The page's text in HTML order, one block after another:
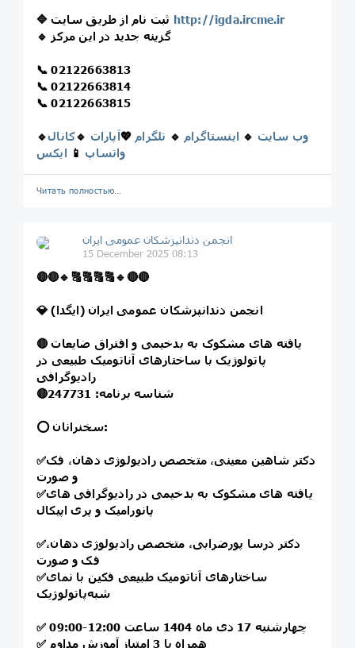
http://igda.ircme.ir
🔹 گزینه جدید در این مرکز
📞 02122663813
📞 02122663814
📞 02122663815
🔹 وب سایت 🔹 اینستاگرام 🔹 تلگرام 💖آپارات 🔹کانال
واتساپ 📱 ایکس
Читать полностью…
انجمن دندانپزشکان عمومی ایران
15 December 2025 08:13
🔴🔴🔹 🔠🔠🔠🔠🔹🔴🔴
💎 انجمن دندانپزشکان عمومی ایران (ایگدا)
🔴
پاتولوژیک با ساختارهای آناتومیک طبیعی در
رادیوگرافی
🔴
شناسه برنامه: 247731
⭕️ سخنرانان:
✅دکتر شاهین معینی، متخصص رادیولوژی دهان، فک
و صورت
✅یافته های مشکوک به بدخیمی در رادیوگرافی های
پانورامیک و پری اپیکال
✅دکتر درسا پورضرابی، متخصص رادیولوژی دهان،
فک و صورت
✅ساختارهای آناتومیک طبیعی فکین با نمای
شبه‌پاتولوژیک
✅
چهارشنبه 17 دی ماه 1404 ساعت 12:00-09:00
✅
همراه با 3 امتیاز آموزش مداوم